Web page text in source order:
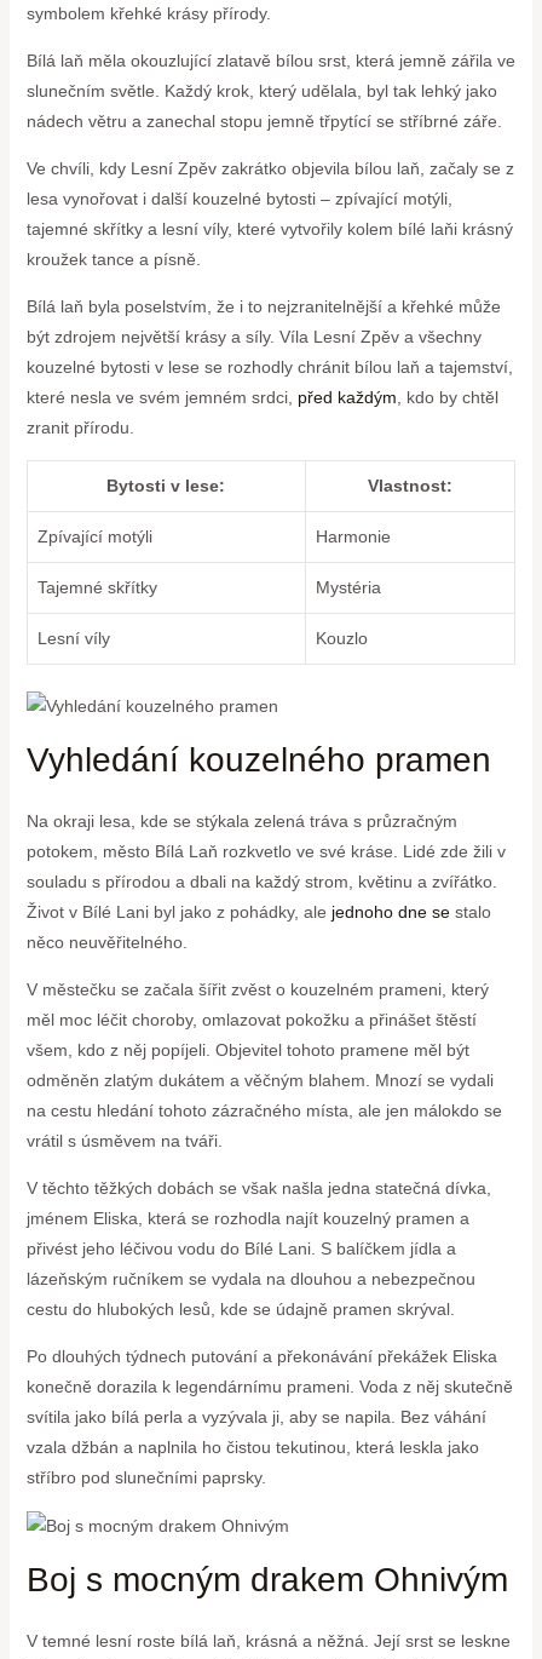
symbolem ‍křehké krásy přírody.
Bílá laň měla okouzlující zlatavě bílou srst, která jemně zářila ve
slunečním světle. Každý krok, který udělala, byl tak lehký jako
nádech větru a zanechal stopu jemně třpytící se stříbrné záře.
Ve chvíli,‍ kdy Lesní⁣ Zpěv​ zakrátko objevila bílou laň, začaly se z
lesa vynořovat‌ i ‍další kouzelné⁣ bytosti – zpívající motýli,
tajemné skřítky a lesní víly, které vytvořily kolem ⁤bílé laňi krásný
kroužek tance a písně.
Bílá laň byla‌ poselstvím, že i ‍to nejzranitelnější a křehké může
být zdrojem největší krásy a síly. Víla Lesní Zpěv a všechny
kouzelné bytosti v lese ​se rozhodly chránit bílou laň⁢ a tajemství,
‌které nesla ⁤ve svém jemném srdci, před každým , kdo by chtěl
zranit přírodu.
Bytosti v lese: Vlastnost:
Zpívající⁢ motýli Harmonie
Tajemné skřítky Mystéria
Lesní ‍víly Kouzlo
Vyhledání kouzelného pramen
Na okraji lesa, kde se stýkala zelená tráva s průzračným
potokem, město Bílá Laň rozkvetlo ve své kráse. Lidé zde žili v
souladu s přírodou a dbali na každý strom, květinu a zvířátko.
Život v Bílé Lani byl jako z pohádky, ale jednoho dne sestalo
něco neuvěřitelného.
V ‍městečku se začala šířit zvěst o kouzelném⁤ prameni, který
měl moc léčit choroby, omlazovat pokožku a přinášet štěstí
všem,⁣ kdo z něj popíjeli. Objevitel tohoto pramene měl být
odměněn zlatým dukátem a věčným blahem. Mnozí se vydali
na‌ cestu hledání tohoto zázračného místa, ale jen‌ málokdo se
vrátil s úsměvem na tváři.
V těchto‍ těžkých dobách se však našla jedna‍ statečná dívka,
jménem Eliska, která se rozhodla najít kouzelný pramen a
přivést jeho léčivou vodu do ⁣Bílé Lani. S balíčkem jídla a
lázeňským ručníkem se vydala na‌ dlouhou a nebezpečnou
cestu do ‍hlubokých lesů, ​kde se údajně pramen skrýval.
Po⁢ dlouhých týdnech putování a překonávání překážek Eliska
⁤konečně dorazila⁣ k⁤ legendárnímu prameni. Voda z něj skutečně
svítila jako bílá perla a vyzývala ji, aby se napila. Bez ⁣váhání
vzala džbán⁢ a naplnila ho čistou tekutinou, která leskla jako
stříbro pod ‌slunečními paprsky.
Boj s mocným​ drakem Ohnivým
V temné lesní ​roste bílá laň, krásná a něžná. Její srst se leskne